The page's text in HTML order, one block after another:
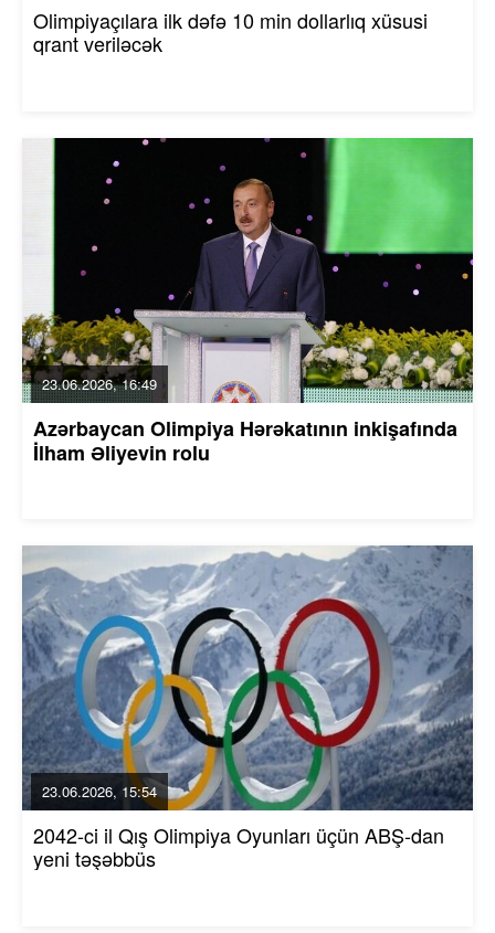
Olimpiyaçılara ilk dəfə 10 min dollarlıq xüsusi
qrant veriləcək
23.06.2026, 16:49
Azərbaycan Olimpiya Hərəkatının inkişafında
İlham Əliyevin rolu
23.06.2026, 15:54
2042-ci il Qış Olimpiya Oyunları üçün ABŞ-dan
yeni təşəbbüs